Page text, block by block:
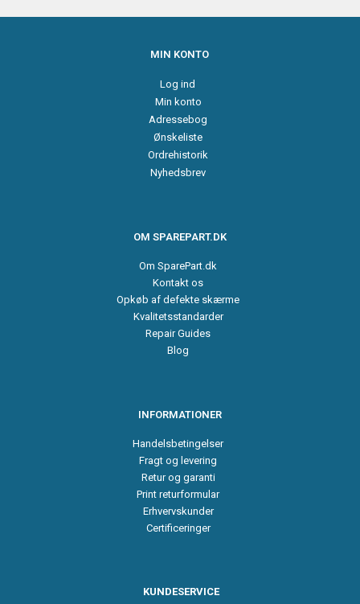
MIN KONTO
Log ind
Min konto
Adressebog
Ønskeliste
Ordrehistorik
Nyhedsbrev
OM SPAREPART.DK
Om SparePart.dk
Kontakt os
Opkøb af defekte skærme
Kvalitetsstandarder
Repair Guides
Blog
INFORMATIONER
Handelsbetingelser
Fragt og levering
Retur og garanti
Print returformular
Erhvervskunder
Certificeringer
KUNDESERVICE